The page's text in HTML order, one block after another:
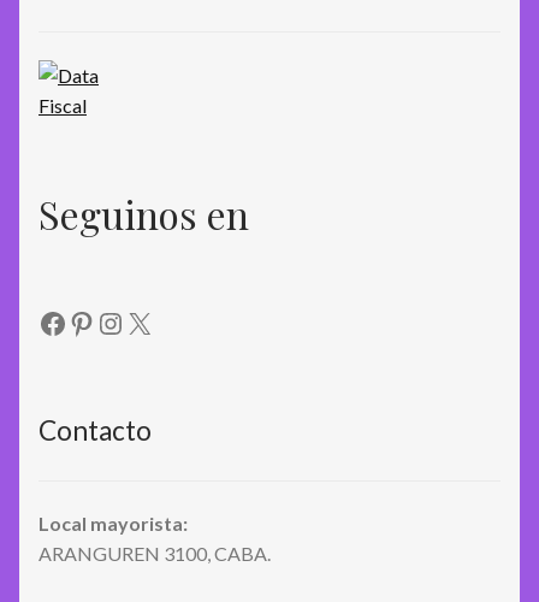
Seguinos en
Facebook
Pinterest
Instagram
X
Contacto
Local mayorista:
ARANGUREN 3100, CABA.